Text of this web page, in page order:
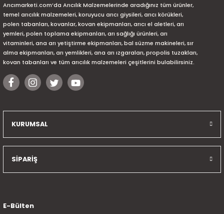
Arıcımarketi.com’da Arıcılık Malzemelerinde aradığınız tüm ürünler,
temel arıcılık malzemeleri, koruyucu arıcı giysileri, arıcı körükleri,
polen tabanları, kovanlar, kovan ekipmanları, arıcı el aletleri, arı
yemleri, polen toplama ekipmanları, arı sağlığı ürünleri, arı
vitaminleri, ana arı yetiştirme ekipmanları, bal süzme makineleri, sır
alma ekipmanları, arı yemlikleri, ana arı ızgaraları, propolis tuzakları,
kovan tabanları ve tüm arıcılık malzemeleri çeşitlerini bulabilirsiniz.
KURUMSAL
SİPARİŞ
E-Bülten